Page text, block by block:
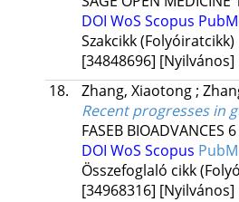
DOI WoS Scopus
Szakcikk
[34848696] [Nyilvános]
18.
Zhang, Xiaotong;
Recent progresses in
FASEB BIOADVANCES 6
DOI WoS Scopus
Összefoglaló cikk
[34968316] [Nyilvános]